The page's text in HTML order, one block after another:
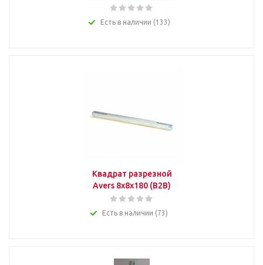
Есть в наличии (133)
Квадрат разрезной
Avers 8x8x180 (B2B)
Есть в наличии (73)